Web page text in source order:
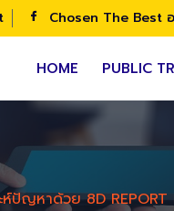
Chosen The Best
HOME PUBLIC
ห์ปัญหาด้วย 8D